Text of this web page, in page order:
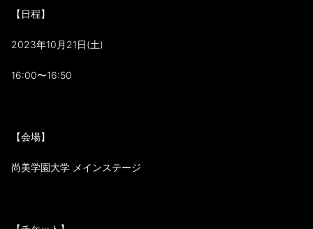
【日程】
2023年10月21日(土)
16:00〜16:50
【会場】
尚美学園大学 メインステージ